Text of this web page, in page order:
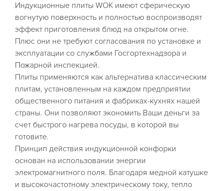
Индукционные плиты WOK имеют сферическую
вогнутую поверхность и полностью воспроизводят
эффект приготовления блюд на открытом огне.
Плюс они не требуют согласования по установке и
эксплуатации со службами Госгортехнадзора и
Пожарной инспекцией.
Плиты применяются как альтернатива классическим
плитам, установленным на каждом предприятии
общественного питания и фабриках-кухнях нашей
страны. Они позволяют экономить Ваши деньги за
счет быстрого нагрева посуды, в которой вы
готовите.
Принцип действия индукционной конфорки
основан на использовании энергии
электромагнитного поля. Благодаря медной катушке
и высокочастотному электрическому току, тепло